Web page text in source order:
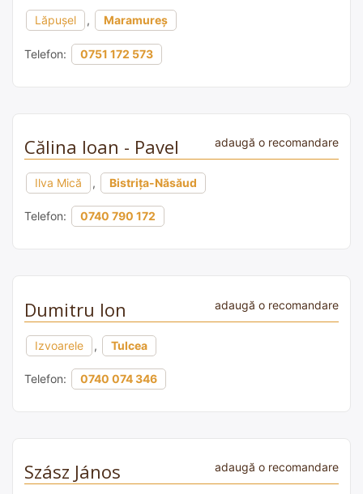
Lăpușel , Maramureș
Telefon: 0751 172 573
Călina Ioan - Pavel adaugă o recomandare
Ilva Mică , Bistrița-Năsăud
Telefon: 0740 790 172
Dumitru Ion adaugă o recomandare
Izvoarele , Tulcea
Telefon: 0740 074 346
Szász János adaugă o recomandare